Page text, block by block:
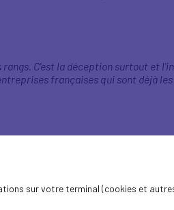
rangs. C'est la déception surtout et
françaises qui sont déjà
pas cela qui va résorber
sur votre terminal (cookies et